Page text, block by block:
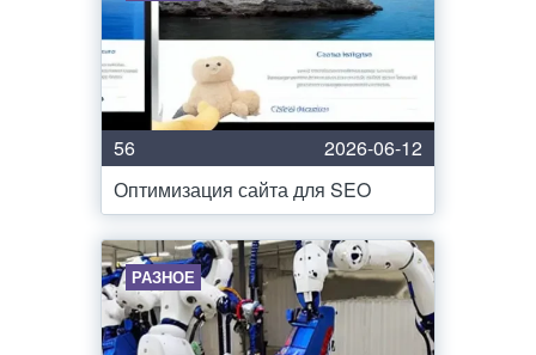
56
2026-06-12
Оптимизация сайта для SEO
РАЗНОЕ